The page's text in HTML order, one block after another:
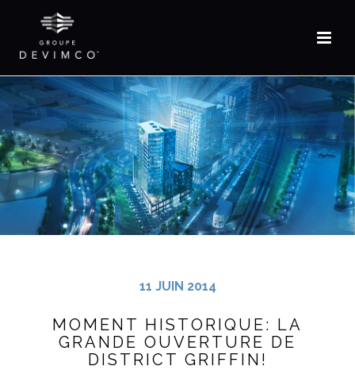
11 JUIN 2014
MOMENT HISTORIQUE: LA
GRANDE OUVERTURE DE
DISTRICT GRIFFIN!